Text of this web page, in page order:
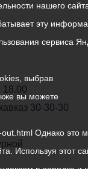
18.00
30-30-30
нашего
эту
сервиса
выбрав
вы можете
Однако это
Используя этот